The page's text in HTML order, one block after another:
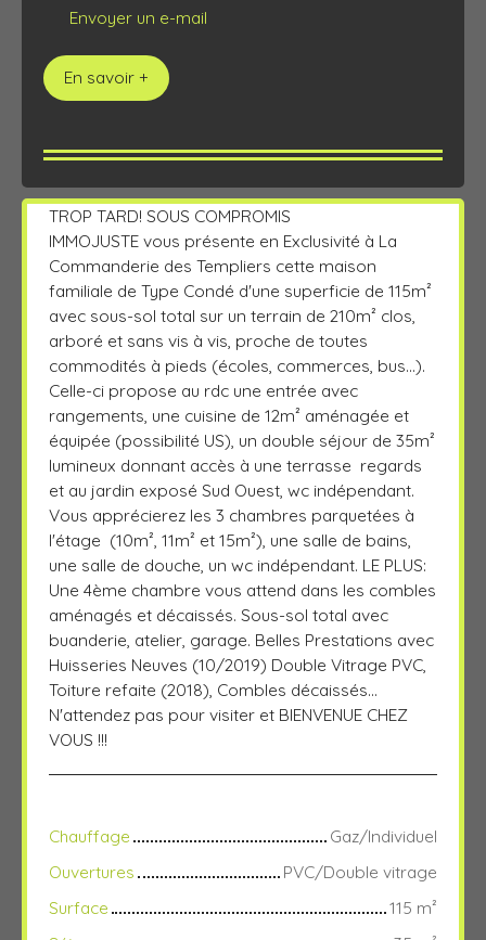
Envoyer un e-mail
En savoir +
TROP TARD! SOUS COMPROMIS
IMMOJUSTE vous présente en Exclusivité à La
Commanderie des Templiers cette maison
familiale de Type Condé d'une superficie de 115m²
avec sous-sol total sur un terrain de 210m² clos,
arboré et sans vis à vis, proche de toutes
commodités à pieds (écoles, commerces, bus...).
Celle-ci propose au rdc une entrée avec
rangements, une cuisine de 12m² aménagée et
équipée (possibilité US), un double séjour de 35m²
lumineux donnant accès à une terrasse regards
et au jardin exposé Sud Ouest, wc indépendant.
Vous apprécierez les 3 chambres parquetées à
l'étage (10m², 11m² et 15m²), une salle de bains,
une salle de douche, un wc indépendant. LE PLUS:
Une 4ème chambre vous attend dans les combles
aménagés et décaissés. Sous-sol total avec
buanderie, atelier, garage. Belles Prestations avec
Huisseries Neuves (10/2019) Double Vitrage PVC,
Toiture refaite (2018), Combles décaissés...
N'attendez pas pour visiter et BIENVENUE CHEZ
VOUS !!!
Chauffage
Gaz/Individuel
Ouvertures
PVC/Double vitrage
Surface
115 m²